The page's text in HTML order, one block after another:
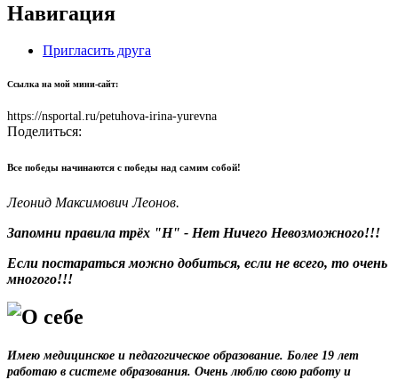
Навигация
Пригласить друга
Ссылка на мой мини-сайт:
https://nsportal.ru/petuhova-irina-yurevna
Поделиться:
Все победы начинаются с победы над самим собой!
Леонид Максимович Леонов.
Запомни правила трёх "Н" - Нет Ничего Невозможного!!!
Если постараться можно добиться, если не всего, то очень
многого!!!
О себе
Имею медицинское и педагогическое образование. Более 19 лет
работаю в системе образования. Очень люблю свою работу и